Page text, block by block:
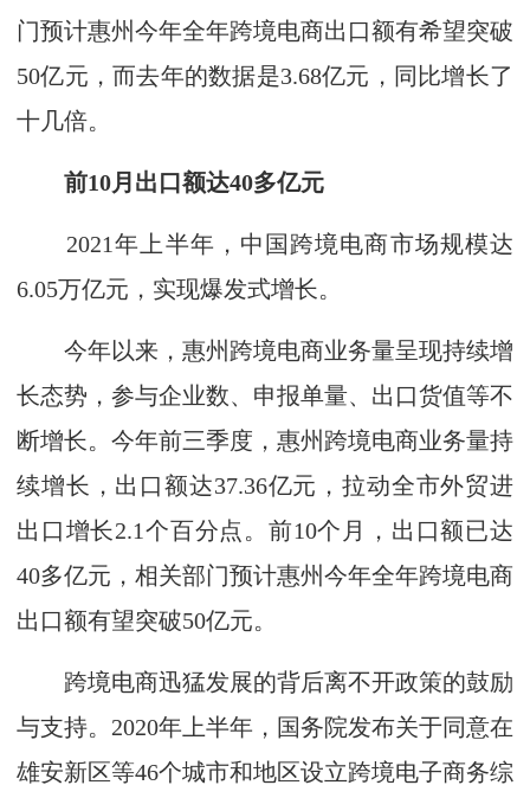
门预计惠州今年全年跨境电商出口额有希望突破
50亿元，而去年的数据是3.68亿元，同比增长了
十几倍。
前10月出口额达40多亿元
2021年上半年，中国跨境电商市场规模达
6.05万亿元，实现爆发式增长。
今年以来，惠州跨境电商业务量呈现持续增
长态势，参与企业数、申报单量、出口货值等不
断增长。今年前三季度，惠州跨境电商业务量持
续增长，出口额达37.36亿元，拉动全市外贸进
出口增长2.1个百分点。前10个月，出口额已达
40多亿元，相关部门预计惠州今年全年跨境电商
出口额有望突破50亿元。
跨境电商迅猛发展的背后离不开政策的鼓励
与支持。2020年上半年，国务院发布关于同意在
雄安新区等46个城市和地区设立跨境电子商务综